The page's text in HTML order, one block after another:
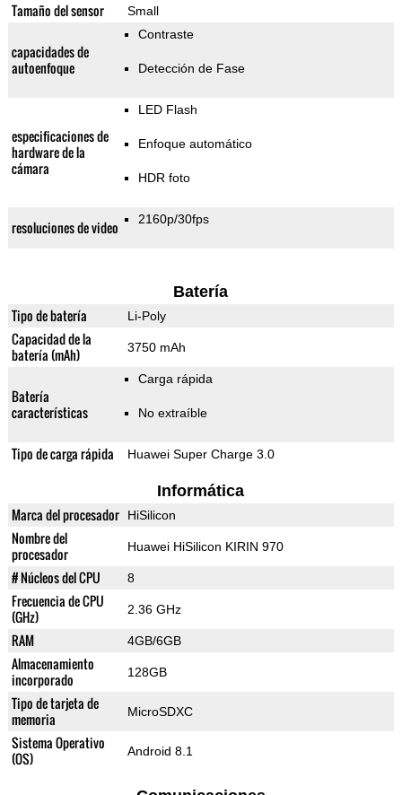
Tamaño del sensor Small
capacidades de
autoenfoque
Contraste
Detección de Fase
especificaciones de
hardware de la
cámara
LED Flash
Enfoque automático
HDR foto
resoluciones de video 2160p/30fps
Batería
Tipo de batería Li-Poly
Capacidad de la
batería (mAh)
3750 mAh
Batería
características
Carga rápida
No extraíble
Tipo de carga rápida Huawei Super Charge 3.0
Informática
Marca del procesador HiSilicon
Nombre del
procesador
Huawei HiSilicon KIRIN 970
# Núcleos del CPU 8
Frecuencia de CPU
(GHz)
2.36 GHz
RAM 4GB/6GB
Almacenamiento
incorporado
128GB
Tipo de tarjeta de
memoria
MicroSDXC
Sistema Operativo
(OS)
Android 8.1